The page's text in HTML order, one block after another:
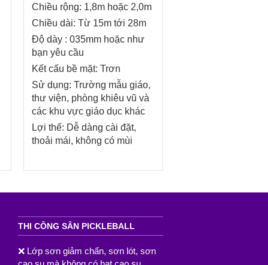
Chiều rộng: 1,8m hoặc 2,0m
Chiều dài: Từ 15m tới 28m
Độ dày : 035mm hoặc như
bạn yêu cầu
Kết cấu bề mặt: Trơn
Sử dụng: Trường mẫu giáo,
thư viện, phòng khiêu vũ và
các khu vực giáo dục khác
Lợi thế: Dễ dàng cài đặt,
thoải mái, không có mùi
THI CÔNG SÂN PICKLEBALL
❌ Lớp sơn giảm chấn, sơn lót, sơn